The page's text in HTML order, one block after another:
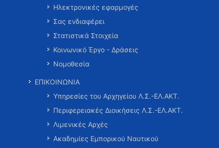
Ηλεκτρονικές εφαρμογές
Σας ενδιαφέρει
Στατιστικά Στοιχεία
Κοινωνικό Έργο - Δράσεις
Νομοθεσία
ΕΠΙΚΟΙΝΩΝΙΑ
Υπηρεσίες του Αρχηγείου Λ.Σ.-ΕΛ.ΑΚΤ.
Περιφερειακές Διοικήσεις Λ.Σ.-ΕΛ.ΑΚΤ.
Λιμενικές Αρχές
Ακαδημίες Εμπορικού Ναυτικού